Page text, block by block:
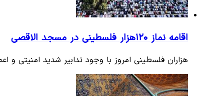
اقامه نماز ۱۲۰هزار فلسطینی در مسجد الاقصی
هزاران فلسطینی امروز با وجود تدابیر شدید امنیتی